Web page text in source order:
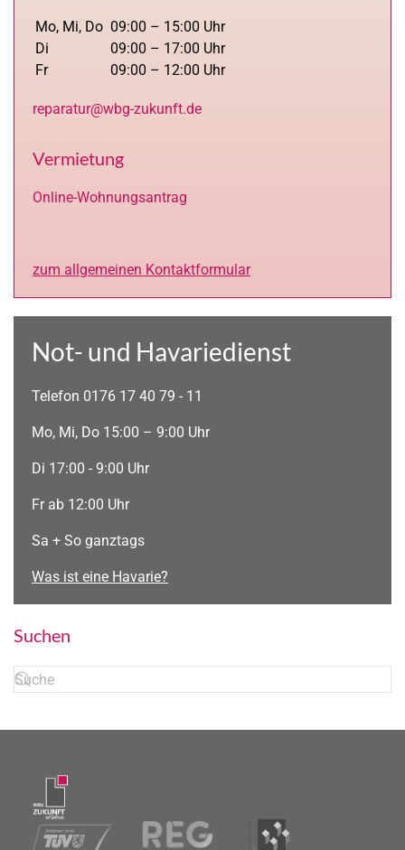
Mo, Mi, Do 09:00 – 15:00 Uhr
Di
09:00 – 17:00 Uhr
Fr
09:00 – 12:00 Uhr
reparatur@wbg-zukunft.de
Vermietung
Online-Wohnungsantrag
zum allgemeinen Kontaktformular
Not- und Havariedienst
Telefon 0176 17 40 79 - 11
Mo, Mi, Do 15:00 – 9:00 Uhr
Di 17:00 - 9:00 Uhr
Fr ab 12:00 Uhr
Sa + So ganztags
Was ist eine Havarie?
Suchen